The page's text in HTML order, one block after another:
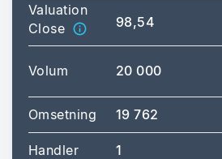
Valuation
Close
98,54
Volum 20 000
Omsetning 19 762
Handler 1